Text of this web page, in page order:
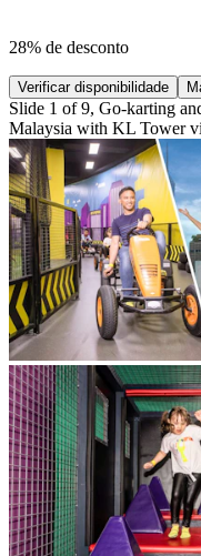
28% de desconto
Verificar disponibilidade
Slide 1 of 9, Go-karting
Malaysia with KL Tower